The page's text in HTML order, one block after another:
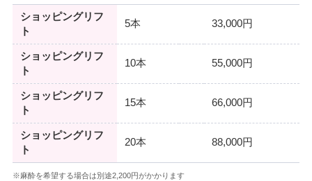
ショッピングリフ
ト
5本 33,000円
ショッピングリフ
ト
10本 55,000円
ショッピングリフ
ト
15本 66,000円
ショッピングリフ
ト
20本 88,000円
※麻酔を希望する場合は別途2,200円がかかります